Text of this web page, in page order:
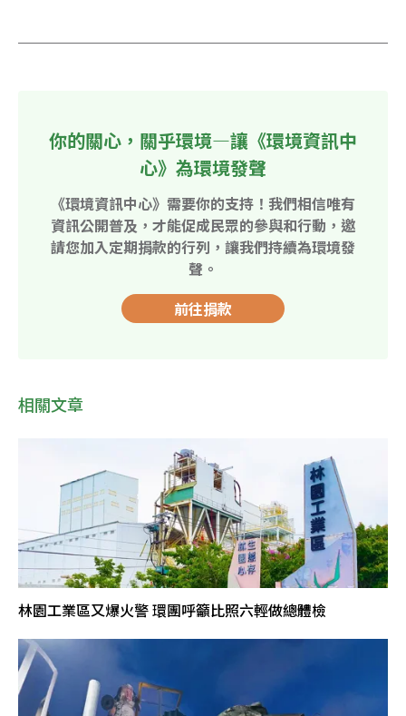
你的關心，關乎環境—讓《環境資訊中
心》為環境發聲
《環境資訊中心》需要你的支持！我們相信唯有
資訊公開普及，才能促成民眾的參與和行動，邀
請您加入定期捐款的行列，讓我們持續為環境發
聲。
前往捐款
相關文章
林園工業區又爆火警 環團呼籲比照六輕做總體檢